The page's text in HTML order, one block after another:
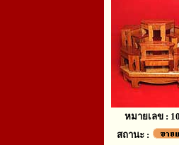
หมายเลข :
สถานะ :